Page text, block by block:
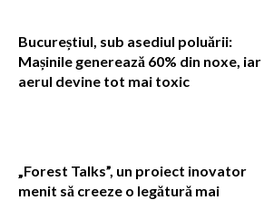
Bucureștiul, sub asediul poluării:
Mașinile generează 60% din noxe, iar
aerul devine tot mai toxic
„Forest Talks”, un proiect inovator
menit să creeze o legătură mai